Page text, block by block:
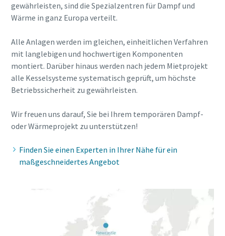
gewährleisten, sind die Spezialzentren für Dampf und
Wärme in ganz Europa verteilt.
Alle Anlagen werden im gleichen, einheitlichen Verfahren
mit langlebigen und hochwertigen Komponenten
montiert. Darüber hinaus werden nach jedem Mietprojekt
alle Kesselsysteme systematisch geprüft, um höchste
Betriebssicherheit zu gewährleisten.
Wir freuen uns darauf, Sie bei Ihrem temporären Dampf-
oder Wärmeprojekt zu unterstützen!
Finden Sie einen Experten in Ihrer Nähe für ein
maßgeschneidertes Angebot